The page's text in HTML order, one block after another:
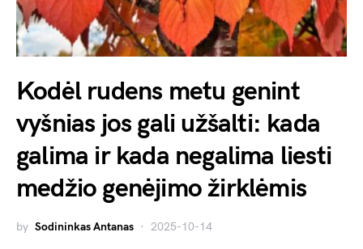
Kodėl rudens metu genint
vyšnias jos gali užšalti: kada
galima ir kada negalima liesti
medžio genėjimo žirklėmis
by Sodininkas Antanas 2025-10-14